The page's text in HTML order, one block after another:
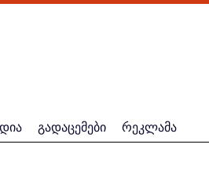
გადაცემები რეკლამა